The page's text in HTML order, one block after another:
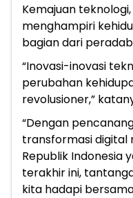
Kemajuan
menghampiri
bagian dari
“Inovasi-inovasi
perubahan
revolusioner,”
“Dengan
transformasi digital
Republik Indonesia
terakhir ini,
kita hadapi